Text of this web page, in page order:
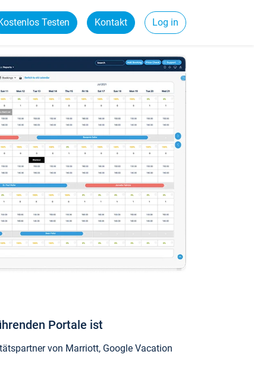
Testen Kontakt Log in
Portale ist
von Marriott, Google Vacation